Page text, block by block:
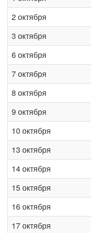
2 октября
3 октября
6 октября
7 октября
8 октября
9 октября
10 октября
13 октября
14 октября
15 октября
16 октября
17 октября